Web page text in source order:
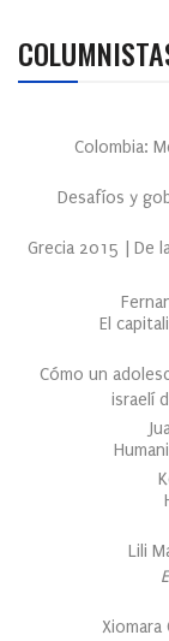
Colombia:
Desafíos y
Grecia 2015 | De
El
Cómo un
israelí
Lili